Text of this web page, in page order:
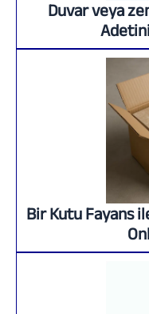
Duvar veya
Bir Kutu Fayans